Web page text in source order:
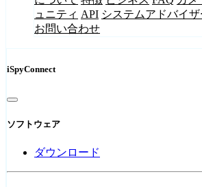
ュニティ API システムアドバイザ
お問い合わせ
iSpyConnect
ソフトウェア
ダウンロード